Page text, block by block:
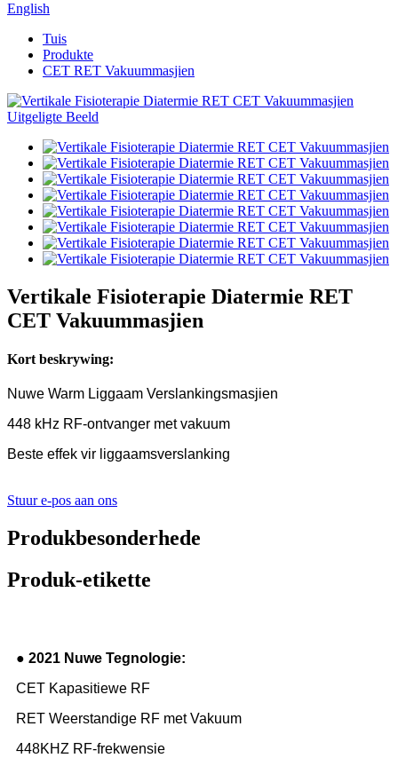
English
Tuis
Produkte
CET RET Vakuummasjien
Vertikale Fisioterapie Diatermie RET
CET Vakuummasjien
Kort beskrywing:
Nuwe Warm Liggaam Verslankingsmasjien
448 kHz RF-ontvanger met vakuum
Beste effek vir liggaamsverslanking
Stuur e-pos aan ons
Produkbesonderhede
Produk-etikette
● 2021 Nuwe Tegnologie:
CET Kapasitiewe RF
RET Weerstandige RF met Vakuum
448KHZ RF-frekwensie